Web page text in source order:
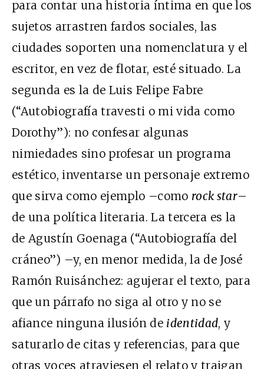
para contar una historia íntima en que los
sujetos arrastren fardos sociales, las
ciudades soporten una nomenclatura y el
escritor, en vez de flotar, esté situado. La
segunda es la de Luis Felipe Fabre
(“Autobiografía travesti o mi vida como
Dorothy”): no confesar algunas
nimiedades sino profesar un programa
estético, inventarse un personaje extremo
que sirva como ejemplo –como rock star–
de una política literaria. La tercera es la
de Agustín Goenaga (“Autobiografía del
cráneo”) –y, en menor medida, la de José
Ramón Ruisánchez: agujerar el texto, para
que un párrafo no siga al otro y no se
afiance ninguna ilusión de identidad, y
saturarlo de citas y referencias, para que
otras voces atraviesen el relato y traigan